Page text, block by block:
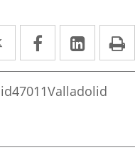
Twitter
Enlace
a
una
Facebook
Enlace
a
una
Enlace
a
una
47011Valladolid